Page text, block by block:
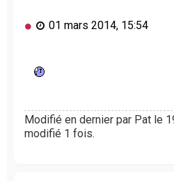
M
s
a
n
o
01 mars 2014, 15:54
Modifié en dernier par Pat le
modifié 1 fois.